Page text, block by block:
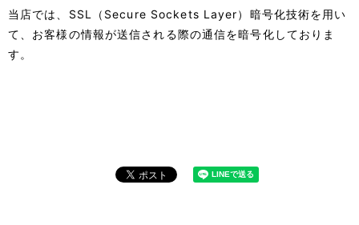
当店では、SSL（Secure Sockets Layer）暗号化技術を用い
て、お客様の情報が送信される際の通信を暗号化しておりま
す。